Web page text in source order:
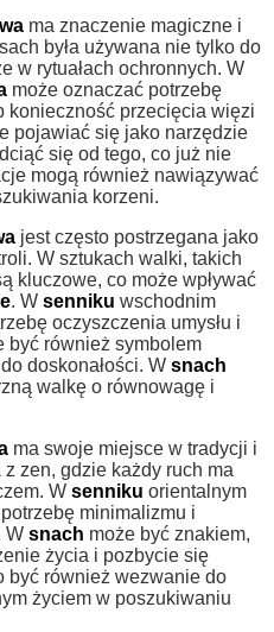
ma znaczenie magiczne i
była używana nie tylko do
w rytuałach ochronnych. W
może oznaczać potrzebę
konieczność przecięcia więzi
pojawiać się jako narzędzie
się od tego, co już nie
mogą również nawiązywać
korzeni.
jest często postrzegana jako
W sztukach walki, takich
kluczowe, co może wpływać
. W senniku wschodnim
oczyszczenia umysłu i
być również symbolem
doskonałości. W snach
walkę o równowagę i
ma swoje miejsce w tradycji i
zen, gdzie każdy ruch ma
W senniku orientalnym
minimalizmu i
W snach może być znakiem,
życia i pozbycie się
być również wezwanie do
życiem w poszukiwaniu